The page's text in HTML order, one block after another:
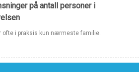
på antall personer i
ofte i praksis kun nærmeste familie.